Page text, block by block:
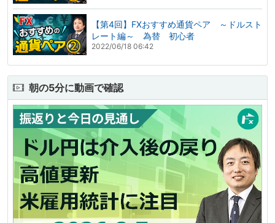
【第4回】FXおすすめ通貨ペア ～ドルスト
レート編～ 為替 初心者
2022/06/18 06:42
朝の5分に動画で確認